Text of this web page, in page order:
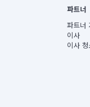
00271 | 인허가번호 : 2016-
울종로-1400(공정거래위원회
COLUMBIA RHEE
로구 율곡로 6(중학동, 트윈트
구 수송동 율곡로 24, 7층, 8층
파트너
파트너
이사
이사